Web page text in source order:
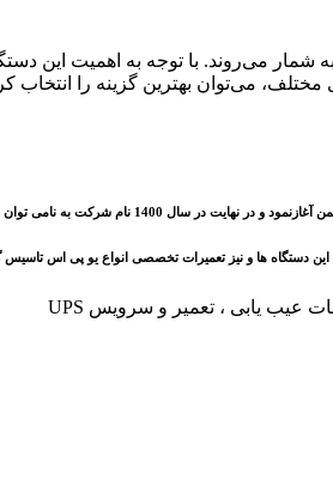
به شمار می‌روند. با توجه به اهمیت
می‌توان بهترین گزینه را
این دستگاه ها و نیز تعمیرات تخصصی انواع یو پی اس